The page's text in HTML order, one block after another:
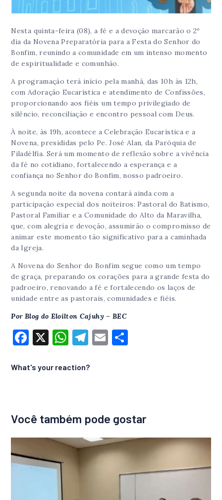
Nesta quinta-feira (08), a fé e a devoção marcarão o 2º
dia da Novena Preparatória para a Festa do Senhor do
Bonfim, reunindo a comunidade em um intenso momento
de espiritualidade e comunhão.
A programação terá início pela manhã, das 10h às 12h,
com Adoração Eucarística e atendimento de Confissões,
proporcionando aos fiéis um tempo privilegiado de
silêncio, reconciliação e encontro pessoal com Deus.
À noite, às 19h, acontece a Celebração Eucarística e a
Novena, presididas pelo Pe. José Alan, da Paróquia de
Filadélfia. Será um momento de reflexão sobre a vivência
da fé no cotidiano, fortalecendo a esperança e a
confiança no Senhor do Bonfim, nosso padroeiro.
A segunda noite da novena contará ainda com a
participação especial dos noiteiros: Pastoral do Batismo,
Pastoral Familiar e a Comunidade do Alto da Maravilha,
que, com alegria e devoção, assumirão o compromisso de
animar este momento tão significativo para a caminhada
da Igreja.
A Novena do Senhor do Bonfim segue como um tempo
de graça, preparando os corações para a grande festa do
padroeiro, renovando a fé e fortalecendo os laços de
unidade entre as pastorais, comunidades e fiéis.
Por Blog do Eloilton Cajuhy – BEC
F
c
o
o
X W
at
p
p
T
e
m
E
What's your reaction?
Você também pode gostar